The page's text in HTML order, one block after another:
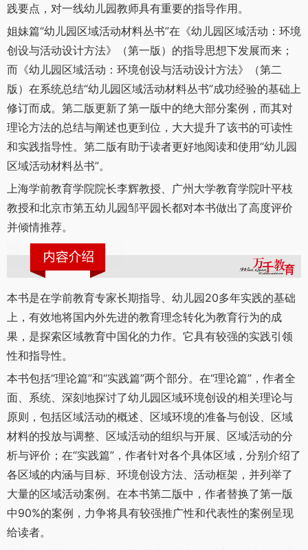
践要点，对一线幼儿园教师具有重要的指导作用。
姐妹篇“幼儿园区域活动材料丛书”在《幼儿园区域活动：环境
创设与活动设计方法》（第一版）的指导思想下发展而来；
而《幼儿园区域活动：环境创设与活动设计方法》（第二
版）在系统总结“幼儿园区域活动材料丛书”成功经验的基础上
修订而成。第二版更新了第一版中的绝大部分案例，而其对
理论方法的总结与阐述也更到位，大大提升了该书的可读性
和实践指导性。第二版有助于读者更好地阅读和使用“幼儿园
区域活动材料丛书”。
上海学前教育学院院长李辉教授、广州大学教育学院叶平枝
教授和北京市第五幼儿园邹平园长都对本书做出了高度评价
并倾情推荐。
本书是在学前教育专家长期指导、幼儿园20多年实践的基础
上，有效地将国内外先进的教育理念转化为教育行为的成
果，是探索区域教育中国化的力作。它具有较强的实践引领
性和指导性。
本书包括“理论篇”和“实践篇”两个部分。在“理论篇”，作者全
面、系统、深刻地探讨了幼儿园区域环境创设的相关理论与
原则，包括区域活动的概述、区域环境的准备与创设、区域
材料的投放与调整、区域活动的组织与开展、区域活动的分
析与评价；在“实践篇”，作者针对各个具体区域，分别介绍了
各区域的内涵与目标、环境创设方法、活动框架，并列举了
大量的区域活动案例。在本书第二版中，作者替换了第一版
中90%的案例，力争将具有较强推广性和代表性的案例呈现
给读者。